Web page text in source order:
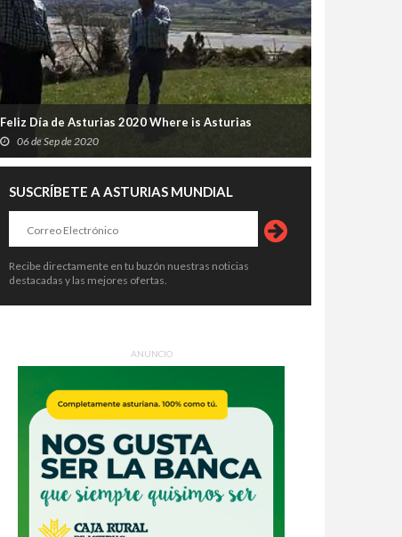
Feliz Día de Asturias 2020 Where is Asturias
06 de Sep de 2020
SUSCRÍBETE A ASTURIAS MUNDIAL
Recibe directamente en tu buzón nuestras noticias
destacadas y las mejores ofertas.
ANUNCIO